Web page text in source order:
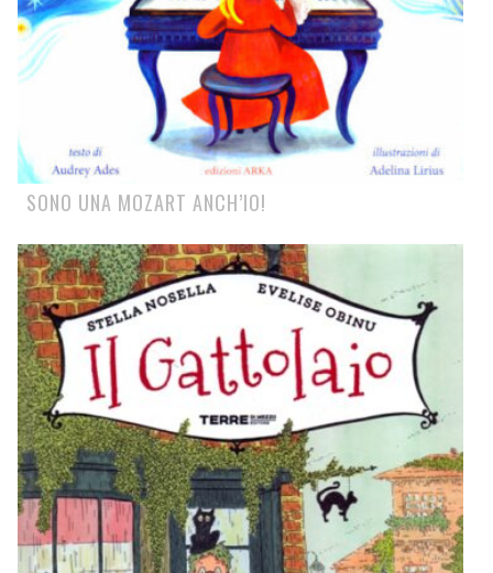
SONO UNA MOZART ANCH’IO!